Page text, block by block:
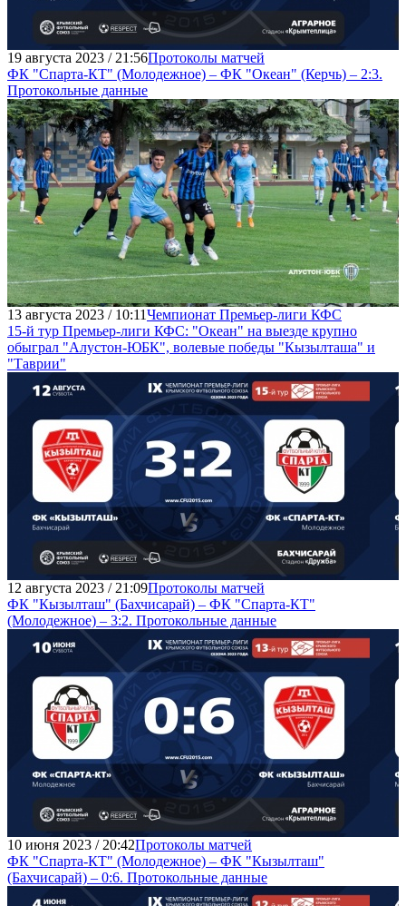
19 августа 2023 / 21:56Протоколы матчей
ФК "Спарта-КТ" (Молодежное) – ФК "Океан" (Керчь) – 2:3.
Протокольные данные
13 августа 2023 / 10:11Чемпионат Премьер-лиги КФС
15-й тур Премьер-лиги КФС: "Океан" на выезде крупно
обыграл "Алустон-ЮБК", волевые победы "Кызылташа" и
"Таврии"
12 августа 2023 / 21:09Протоколы матчей
ФК "Кызылташ" (Бахчисарай) – ФК "Спарта-КТ"
(Молодежное) – 3:2. Протокольные данные
10 июня 2023 / 20:42Протоколы матчей
ФК "Спарта-КТ" (Молодежное) – ФК "Кызылташ"
(Бахчисарай) – 0:6. Протокольные данные